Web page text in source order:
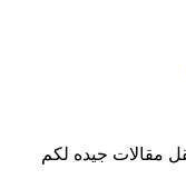
مقالات جيده لكم